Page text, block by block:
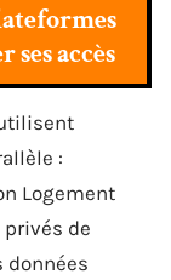
accès
:
Logement
de
données